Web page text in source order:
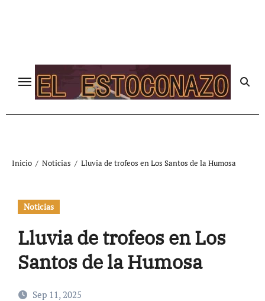
Inicio Noticias Lluvia de trofeos en Los Santos de la Humosa
Noticias
Lluvia de trofeos en Los
Santos de la Humosa
Sep 11, 2025